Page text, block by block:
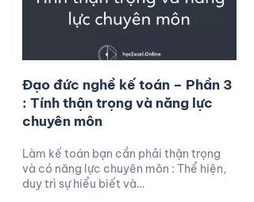
Đạo đức nghề kế toán – Phần 3
: Tính thận trọng và năng lực
chuyên môn
Làm kế toán bạn cần phải thận trọng
và có năng lực chuyên môn : Thể hiện,
duy trì sự hiểu biết và…